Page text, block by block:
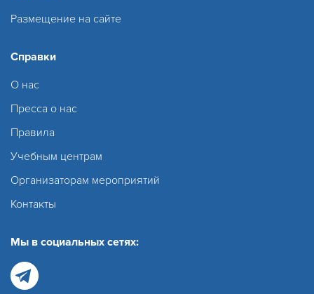
Размещение на сайте
Справки
О нас
Пресса о нас
Правила
Учебным центрам
Организаторам мероприятий
Контакты
Мы в социальных сетях: